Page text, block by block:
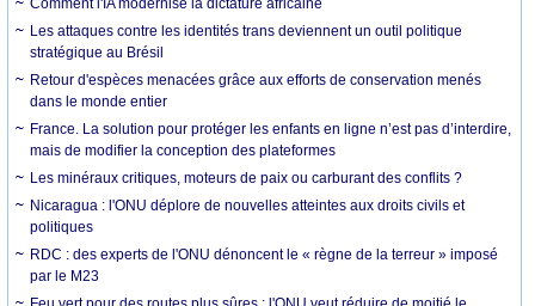
Comment l'IA modernise la dictature africaine
Les attaques contre les identités trans deviennent un outil politique
stratégique au Brésil
Retour d'espèces menacées grâce aux efforts de conservation menés
dans le monde entier
France. La solution pour protéger les enfants en ligne n’est pas d’interdire,
mais de modifier la conception des plateformes
Les minéraux critiques, moteurs de paix ou carburant des conflits ?
Nicaragua : l'ONU déplore de nouvelles atteintes aux droits civils et
politiques
RDC : des experts de l'ONU dénoncent le « règne de la terreur » imposé
par le M23